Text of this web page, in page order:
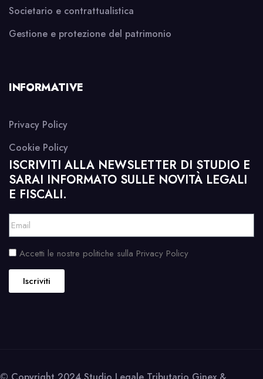
Societario e contrattualistica
Gestione e protezione del patrimonio
INFORMATIVE
Privacy Policy
Cookie Policy
ISCRIVITI ALLA NEWSLETTER DI STUDIO E
SARAI INFORMATO SULLE NOVITÀ LEGALI
E FISCALI.
Accetti le nostre politiche sulla Privacy Policy
Iscriviti